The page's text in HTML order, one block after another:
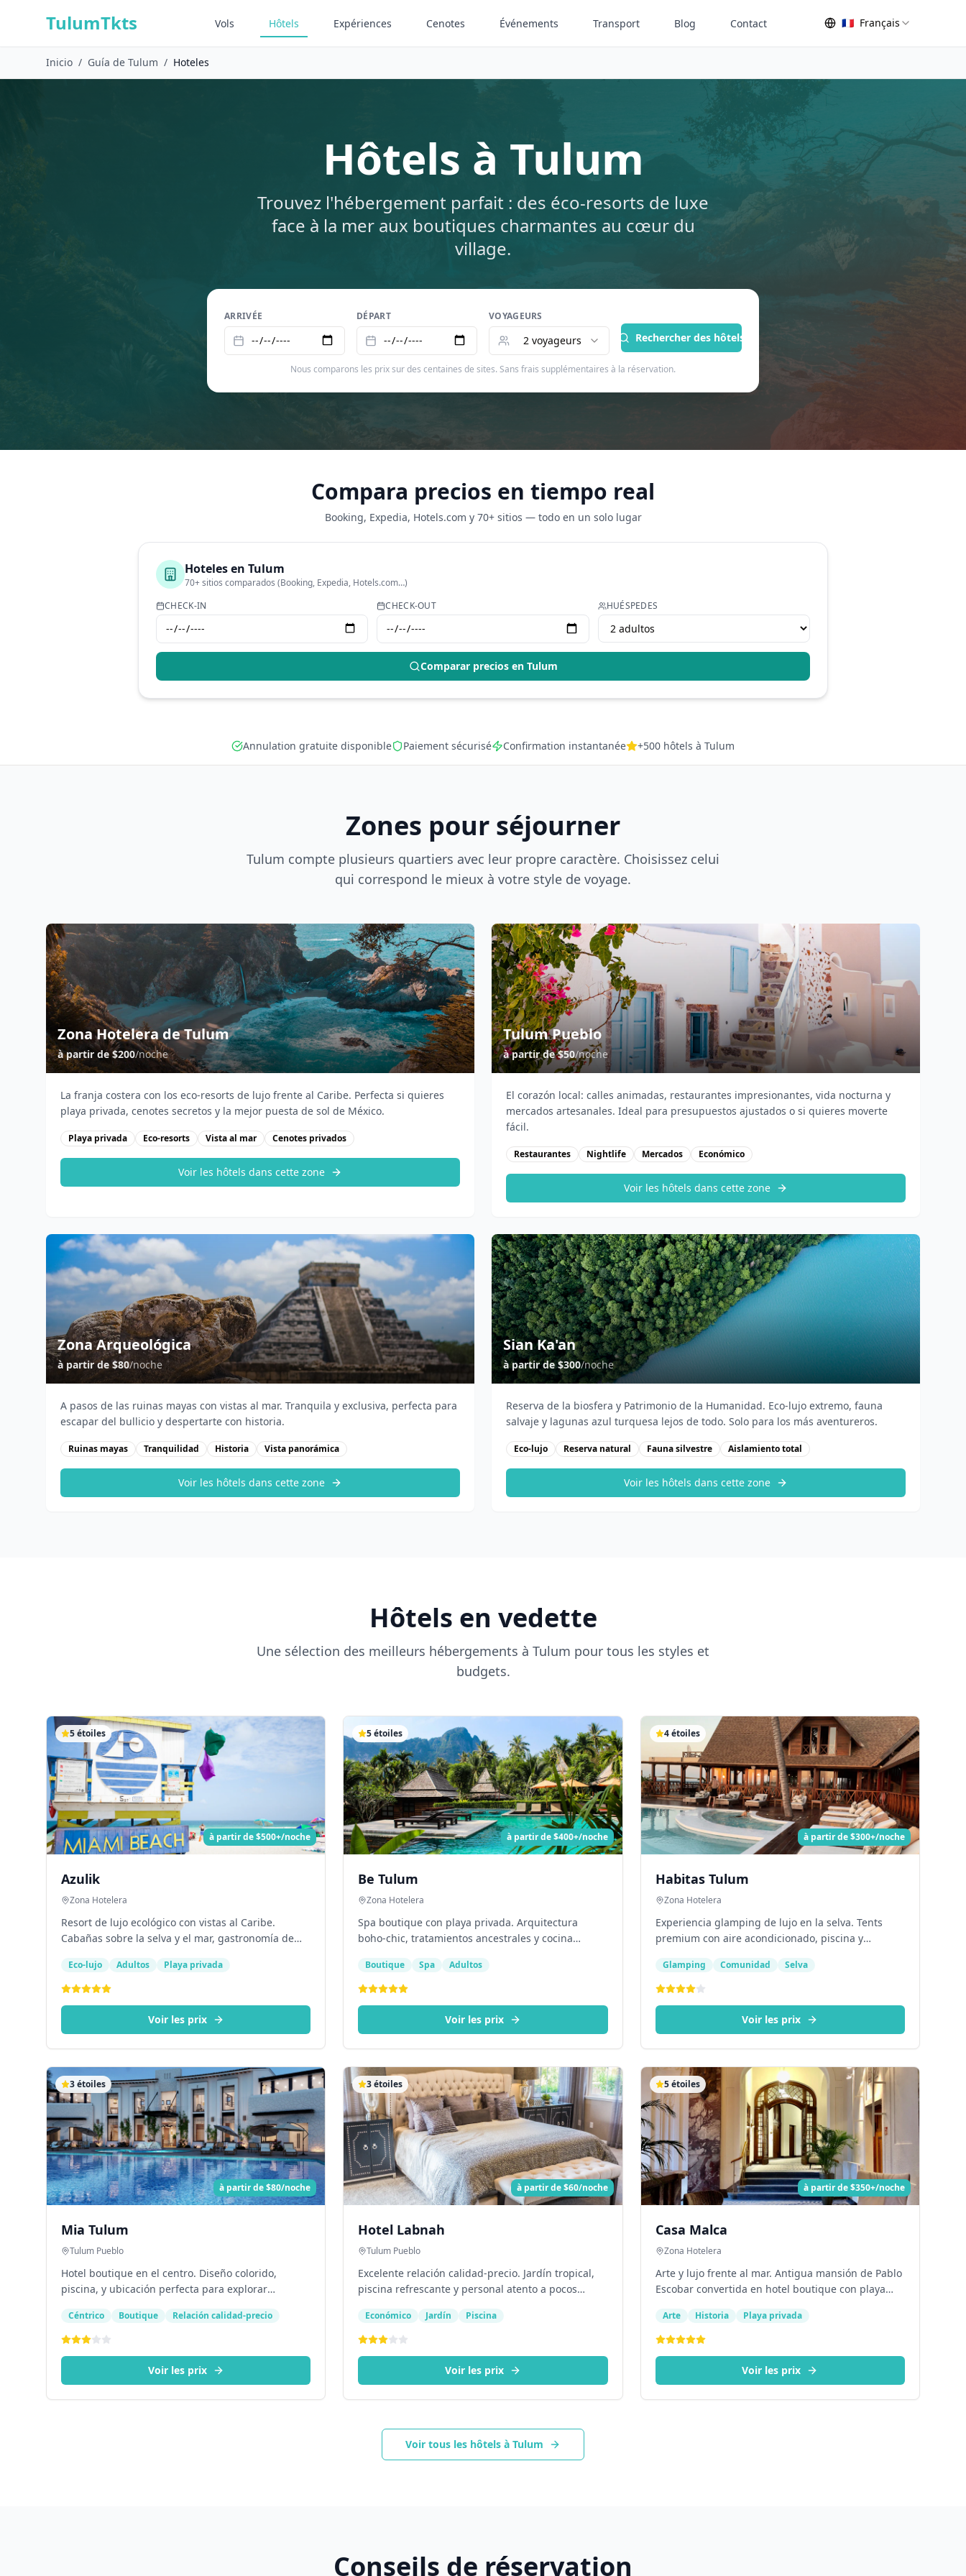
TulumTkts Vols Hôtels Expériences Cenotes Événements Transport Blog Contact 🇫🇷 Français
Inicio / Guía de Tulum / Hoteles
Hôtels à Tulum
Trouvez l'hébergement parfait : des éco-resorts de luxe
face à la mer aux boutiques charmantes au cœur du
village.
ARRIVÉE DÉPART VOYAGEURS
2 voyageurs Rechercher des hôtels
Nous comparons les prix sur des centaines de sites. Sans frais supplémentaires à la réservation.
Compara precios en tiempo real
Booking, Expedia, Hotels.com y 70+ sitios — todo en un solo lugar
Hoteles en Tulum
70+ sitios comparados (Booking, Expedia, Hotels.com…)
CHECK-IN
CHECK-OUT HUÉSPEDES
Comparar precios en Tulum
Annulation gratuite disponible Paiement sécurisé Confirmation instantanée +500 hôtels à Tulum
Zones pour séjourner
Tulum compte plusieurs quartiers avec leur propre caractère. Choisissez celui
qui correspond le mieux à votre style de voyage.
Zona Hotelera de Tulum
à partir de $200/noche
La franja costera con los eco-resorts de lujo frente al Caribe. Perfecta si quieres
playa privada, cenotes secretos y la mejor puesta de sol de México.
Playa privada Eco-resorts Vista al mar Cenotes privados
Voir les hôtels dans cette zone
Tulum Pueblo
à partir de $50/noche
El corazón local: calles animadas, restaurantes impresionantes, vida nocturna y
mercados artesanales. Ideal para presupuestos ajustados o si quieres moverte
fácil.
Restaurantes Nightlife Mercados Económico
Voir les hôtels dans cette zone
Zona Arqueológica
à partir de $80/noche
A pasos de las ruinas mayas con vistas al mar. Tranquila y exclusiva, perfecta para
escapar del bullicio y despertarte con historia.
Ruinas mayas Tranquilidad Historia Vista panorámica
Voir les hôtels dans cette zone
Sian Ka'an
à partir de $300/noche
Reserva de la biosfera y Patrimonio de la Humanidad. Eco-lujo extremo, fauna
salvaje y lagunas azul turquesa lejos de todo. Solo para los más aventureros.
Eco-lujo Reserva natural Fauna silvestre Aislamiento total
Voir les hôtels dans cette zone
Hôtels en vedette
Une sélection des meilleurs hébergements à Tulum pour tous les styles et
budgets.
5étoiles
à partir de$500+/noche
Azulik
Zona Hotelera
Resort de lujo ecológico con vistas al Caribe.
Cabañas sobre la selva y el mar, gastronomía de
Eco-lujo Adultos Playa privada
Voir les prix
5étoiles
à partir de$400+/noche
Be Tulum
Zona Hotelera
Spa boutique con playa privada. Arquitectura
boho-chic, tratamientos ancestrales y cocina
Boutique Spa Adultos
Voir les prix
4étoiles
à partir de$300+/noche
Habitas Tulum
Zona Hotelera
Experiencia glamping de lujo en la selva. Tents
premium con aire acondicionado, piscina y
Glamping Comunidad Selva
Voir les prix
3étoiles
à partir de$80/noche
Mia Tulum
Tulum Pueblo
Hotel boutique en el centro. Diseño colorido,
piscina, y ubicación perfecta para explorar
Céntrico Boutique Relación calidad-precio
Voir les prix
3étoiles
à partir de$60/noche
Hotel Labnah
Tulum Pueblo
Excelente relación calidad-precio. Jardín tropical,
piscina refrescante y personal atento a pocos
Económico Jardín Piscina
Voir les prix
5étoiles
à partir de$350+/noche
Casa Malca
Zona Hotelera
Arte y lujo frente al mar. Antigua mansión de Pablo
Escobar convertida en hotel boutique con playa
Arte Historia Playa privada
Voir les prix
Voir tous les hôtels à Tulum
Conseils de réservation